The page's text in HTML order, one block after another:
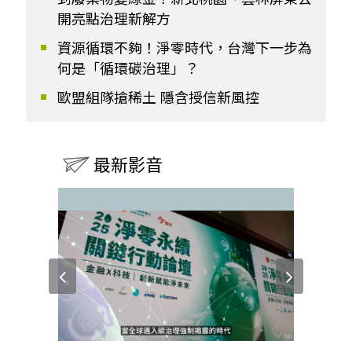
開亮點治理新解方
資源循環不夠！淨零時代，台灣下一步為
何是「循環碳治理」？
歐盟組隊搶稀土 隱含授信新風控
最新影音